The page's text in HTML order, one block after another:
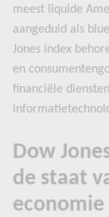
meest liquide
aangeduid als
Jones index
en
financiële
Dow
de staat
economie